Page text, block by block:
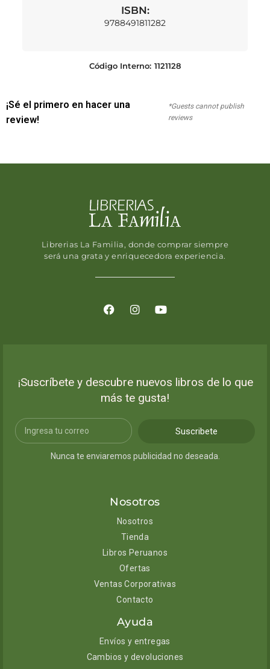
ISBN:
9788491811282
Código Interno: 1121128
¡Sé el primero en hacer una
review!
*Guests cannot publish
reviews
Librerias La Familia, donde comprar siempre
será una grata y enriquecedora experiencia.
¡Suscríbete y descubre nuevos libros de lo que
más te gusta!
Suscribete
Nunca te enviaremos publicidad no deseada.
Nosotros
Nosotros
Tienda
Libros Peruanos
Ofertas
Ventas Corporativas
Contacto
Ayuda
Envíos y entregas
Cambios y devoluciones